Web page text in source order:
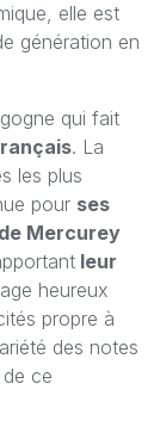
elle est
génération en
qui fait
. La
les plus
pour ses
Mercurey
leur
heureux
propre à
des notes
ce